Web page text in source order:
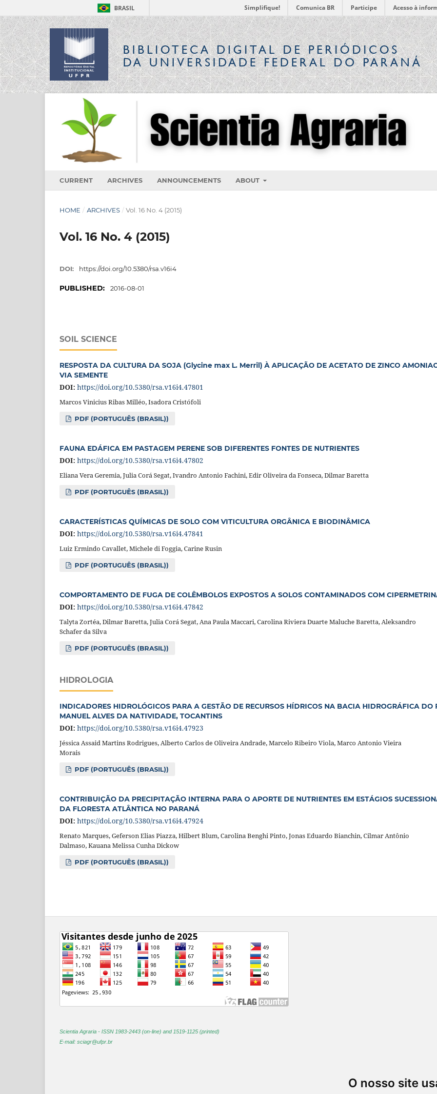
O nosso site
BRASIL Simplifique! Comunica BR Participe Acesso à
BIBLIOTECA DIGITALDE PERIÓDICOS
DA UNIVERSIDADE FEDERAL DO PARANÁ
CURRENT ARCHIVES ANNOUNCEMENTS ABOUT
HOME / ARCHIVES / Vol. 16 No. 4 (2015)
Vol. 16 No. 4 (2015)
DOI: https://doi.org/10.5380/rsa.v16i4
PUBLISHED: 2016-08-01
SOIL SCIENCE
RESPOSTA DA CULTURA DA SOJA (Glycine max L. Merril) À APLICAÇÃO DE ACETATO DE ZINCO
VIA SEMENTE
DOI: https://doi.org/10.5380/rsa.v16i4.47801
Marcos Vinicius Ribas Milléo, Isadora Cristófoli
PDF (PORTUGUÊS (BRASIL))
FAUNA EDÁFICA EM PASTAGEM PERENE SOB DIFERENTES FONTES DE NUTRIENTES
DOI: https://doi.org/10.5380/rsa.v16i4.47802
Eliana Vera Geremia, Julia Corá Segat, Ivandro Antonio Fachini, Edir Oliveira da Fonseca, Dilmar Baretta
PDF (PORTUGUÊS (BRASIL))
CARACTERÍSTICAS QUÍMICAS DE SOLO COM VITICULTURA ORGÂNICA E BIODINÂMICA
DOI: https://doi.org/10.5380/rsa.v16i4.47841
Luiz Ermindo Cavallet, Michele di Foggia, Carine Rusin
PDF (PORTUGUÊS (BRASIL))
COMPORTAMENTO DE FUGA DE COLÊMBOLOS EXPOSTOS A SOLOS CONTAMINADOS COM
DOI: https://doi.org/10.5380/rsa.v16i4.47842
Talyta Zortéa, Dilmar Baretta, Julia Corá Segat, Ana Paula Maccari, Carolina Riviera Duarte Maluche Baretta, Aleksandro
Schafer da Silva
PDF (PORTUGUÊS (BRASIL))
HIDROLOGIA
INDICADORES HIDROLÓGICOS PARA A GESTÃO DE RECURSOS HÍDRICOS NA BACIA HIDROGRÁFICA DO
MANUEL ALVES DA NATIVIDADE, TOCANTINS
DOI: https://doi.org/10.5380/rsa.v16i4.47923
Jéssica Assaid Martins Rodrigues, Alberto Carlos de Oliveira Andrade, Marcelo Ribeiro Viola, Marco Antonio Vieira
Morais
PDF (PORTUGUÊS (BRASIL))
CONTRIBUIÇÃO DA PRECIPITAÇÃO INTERNA PARA O APORTE DE NUTRIENTES EM ESTÁGIOS
DA FLORESTA ATLÂNTICA NO PARANÁ
DOI: https://doi.org/10.5380/rsa.v16i4.47924
Renato Marques, Geferson Elias Piazza, Hilbert Blum, Carolina Benghi Pinto, Jonas Eduardo Bianchin, Cilmar Antônio
Dalmaso, Kauana Melissa Cunha Dickow
PDF (PORTUGUÊS (BRASIL))
Scientia Agraria - ISSN 1983-2443 (on-line) and 1519-1125 (printed)
E-mail: sciagr@ufpr.br